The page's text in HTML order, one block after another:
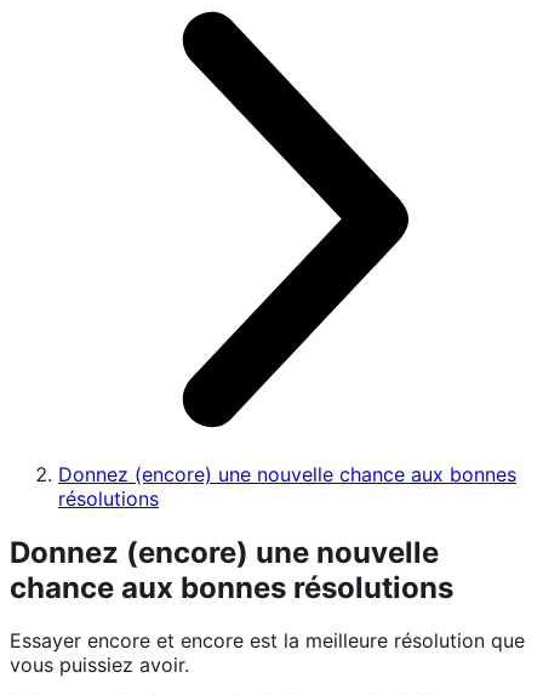
Donnez (encore) une nouvelle chance aux bonnes
résolutions
Donnez (encore) une nouvelle
chance aux bonnes résolutions
Essayer encore et encore est la meilleure résolution que
vous puissiez avoir.